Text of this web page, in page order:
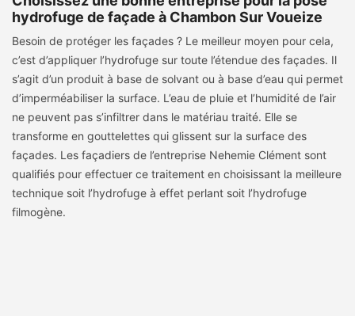
hydrofuge de façade à Chambon Sur Voueize
Besoin de protéger les façades ? Le meilleur moyen pour cela,
c’est d’appliquer l’hydrofuge sur toute l’étendue des façades. Il
s’agit d’un produit à base de solvant ou à base d’eau qui permet
d’imperméabiliser la surface. L’eau de pluie et l’humidité de l’air
ne peuvent pas s’infiltrer dans le matériau traité. Elle se
transforme en gouttelettes qui glissent sur la surface des
façades. Les façadiers de l’entreprise Nehemie Clément sont
qualifiés pour effectuer ce traitement en choisissant la meilleure
technique soit l’hydrofuge à effet perlant soit l’hydrofuge
filmogène.